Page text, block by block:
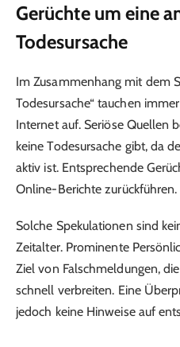
Gerüchte um eine
Todesursache
Im Zusammenhang mit dem
Todesursache“ tauchen
Internet auf. Seriöse Quellen
keine Todesursache gibt, da
aktiv ist. Entsprechende
Online-Berichte zurückführen.
Solche Spekulationen sind
Zeitalter. Prominente
Ziel von Falschmeldungen,
schnell verbreiten. Eine
jedoch keine Hinweise auf